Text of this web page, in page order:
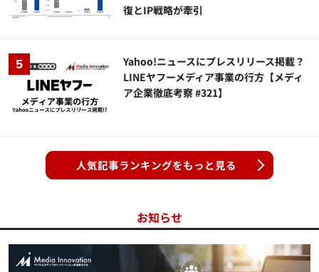
復とIP戦略が牽引
Yahoo!ニュースにプレスリリース掲載？
LINEヤフーメディア事業の行方【メディ
ア企業徹底考察 #321】
人気記事ランキングをもっと見る
お知らせ